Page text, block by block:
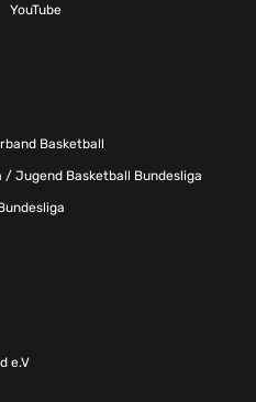
YouTube
Basketball
/ Jugend Basketball Bundesliga
e.V